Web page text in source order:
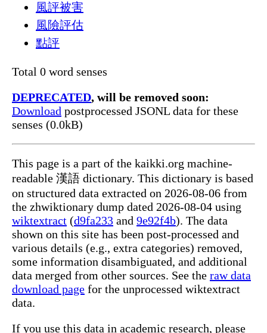
風評被害
風險評估
點評
Total 0 word senses
DEPRECATED, will be removed soon:
Download postprocessed JSONL data for these
senses (0.0kB)
This page is a part of the kaikki.org machine-
readable 漢語 dictionary. This dictionary is based
on structured data extracted on 2026-08-06 from
the zhwiktionary dump dated 2026-08-04 using
wiktextract (d9fa233 and 9e92f4b). The data
shown on this site has been post-processed and
various details (e.g., extra categories) removed,
some information disambiguated, and additional
data merged from other sources. See the raw data
download page for the unprocessed wiktextract
data.
If you use this data in academic research, please